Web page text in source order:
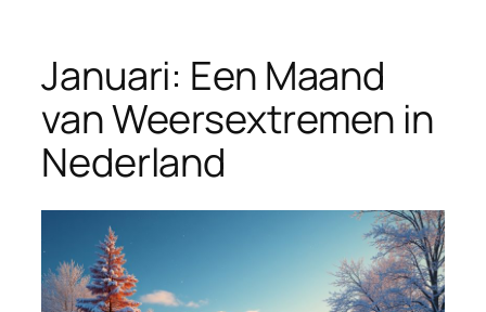
Januari: Een Maand
van Weersextremen in
Nederland